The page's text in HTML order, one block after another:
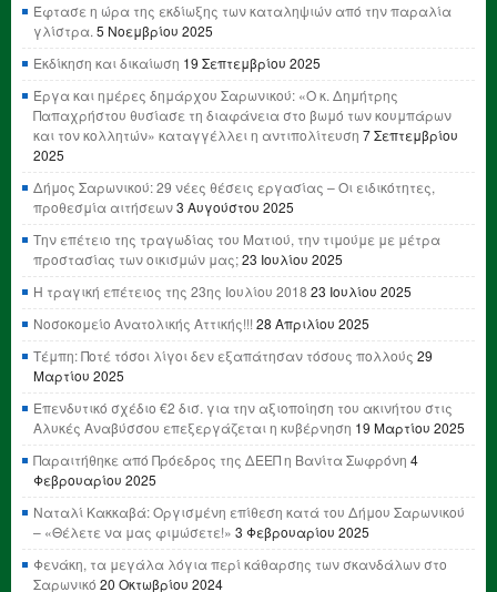
Έφτασε η ώρα της εκδίωξης των καταληψιών από την παραλία
γλίστρα. 5 Νοεμβρίου 2025
Εκδίκηση και δικαίωση 19 Σεπτεμβρίου 2025
Έργα και ημέρες δημάρχου Σαρωνικού: «Ο κ. Δημήτρης
Παπαχρήστου θυσίασε τη διαφάνεια στο βωμό των κουμπάρων
και τον κολλητών» καταγγέλλει η αντιπολίτευση 7 Σεπτεμβρίου
2025
Δήμος Σαρωνικού: 29 νέες θέσεις εργασίας – Οι ειδικότητες,
προθεσμία αιτήσεων3 Αυγούστου 2025
Την επέτειο της τραγωδίας του Ματιού, την τιμούμε με μέτρα
προστασίας των οικισμών μας;23 Ιουλίου 2025
Η τραγική επέτειος της 23ης Ιουλίου 2018 23 Ιουλίου 2025
Νοσοκομείο Ανατολικής Αττικής!!! 28 Απριλίου 2025
Τέμπη: Ποτέ τόσοι λίγοι δεν εξαπάτησαν τόσους πολλούς 29
Μαρτίου 2025
Επενδυτικό σχέδιο €2 δισ. για την αξιοποίηση του ακινήτου στις
Αλυκές Αναβύσσου επεξεργάζεται η κυβέρνηση 19 Μαρτίου 2025
Παραιτήθηκε από Πρόεδρος της ΔΕΕΠ η Βανίτα Σωφρόνη 4
Φεβρουαρίου 2025
Ναταλί Κακκαβά: Οργισμένη επίθεση κατά του Δήμου Σαρωνικού
– «Θέλετε να μας φιμώσετε!» 3 Φεβρουαρίου 2025
Φενάκη, τα μεγάλα λόγια περί κάθαρσης των σκανδάλων στο
Σαρωνικό 20 Οκτωβρίου 2024